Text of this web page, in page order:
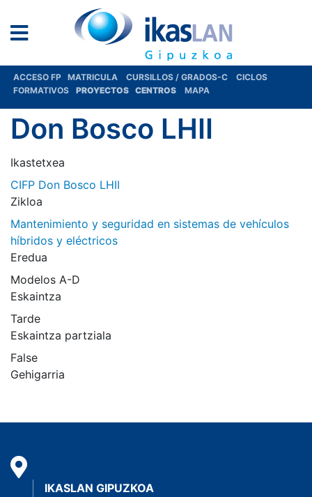
ACCESO FP MATRICULA CURSILLOS / GRADOS-C
CICLOS
FORMATIVOS
PROYECTOS CENTROS MAPA
Don Bosco LHII
Ikastetxea
CIFP Don Bosco LHII
Zikloa
Mantenimiento y seguridad en sistemas de vehículos
híbridos y eléctricos
Eredua
Modelos A-D
Eskaintza
Tarde
Eskaintza partziala
False
Gehigarria
IKASLAN GIPUZKOA